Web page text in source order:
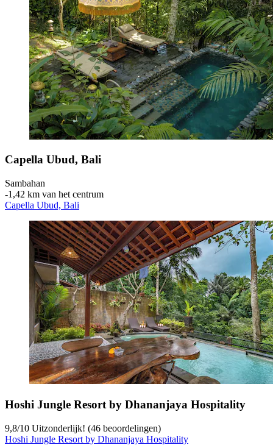
Capella Ubud, Bali
Sambahan
‐1,42 km van het centrum
Capella Ubud, Bali
Hoshi Jungle Resort by Dhananjaya Hospitality
9,8/10 Uitzonderlijk! (46 beoordelingen)
Hoshi Jungle Resort by Dhananjaya Hospitality